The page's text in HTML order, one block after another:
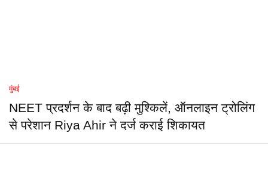
मुंबई
NEET प्रदर्शन के बाद बढ़ी मुश्किलें, ऑनलाइन ट्रोलिंग
से परेशान Riya Ahir ने दर्ज कराई शिकायत